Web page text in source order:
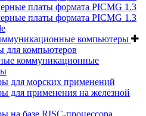
платы формата PICMG 1.3
платы формата PICMG 1.3
компьютеры
для компьютеров
коммуникационные
для морских применений
для применения на железной
на базе RISC-процессора